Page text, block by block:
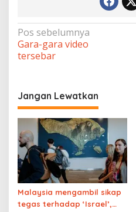
Navigasi
pos
Pos sebelumnya
Gara-gara video
tersebar
Jangan Lewatkan
Malaysia mengambil sikap
tegas terhadap ‘Israel’,